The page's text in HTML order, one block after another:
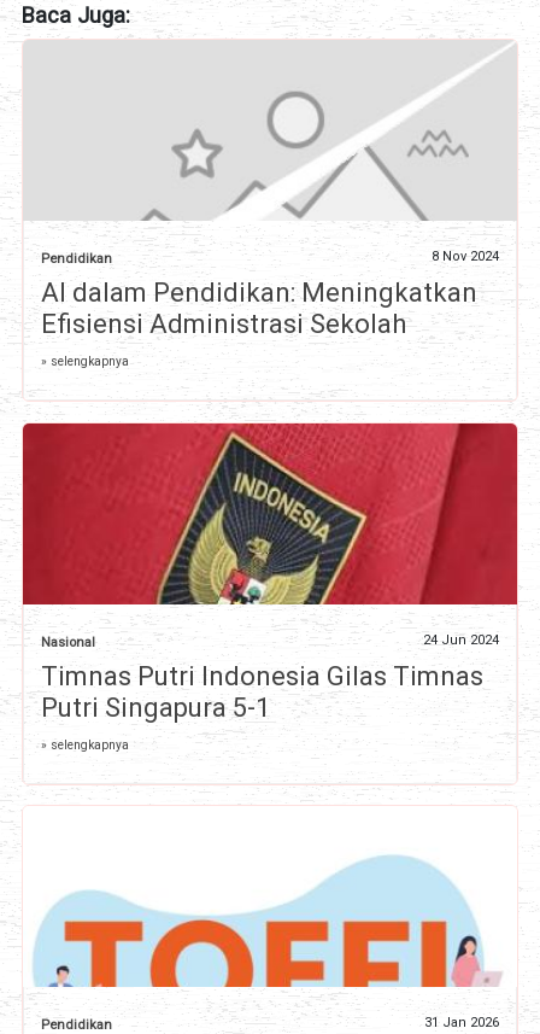
Baca Juga:
Pendidikan 8 Nov 2024
AI dalam Pendidikan: Meningkatkan
Efisiensi Administrasi Sekolah
» selengkapnya
Nasional 24 Jun 2024
Timnas Putri Indonesia Gilas Timnas
Putri Singapura 5-1
» selengkapnya
Pendidikan 31 Jan 2026